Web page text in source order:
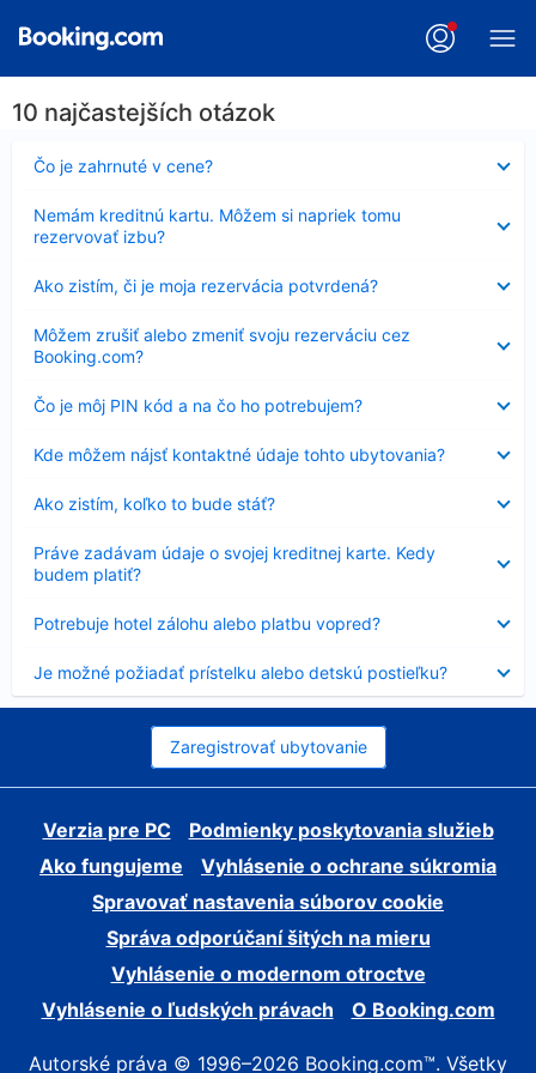
10 najčastejších otázok
Čo je zahrnuté v cene?
Nezobrazuje
sa
Nemám kreditnú kartu. Môžem si napriek tomu
rezervovať izbu?
sa
Ako zistím, či je moja rezervácia potvrdená?
sa
Môžem zrušiť alebo zmeniť svoju rezerváciu cez
Booking.com?
sa
Čo je môj PIN kód a na čo ho potrebujem?
Nezobrazuje
sa
Kde môžem nájsť kontaktné údaje tohto ubytovania?
sa
Ako zistím, koľko to bude stáť?
sa
Práve zadávam údaje o svojej kreditnej karte. Kedy
budem platiť?
sa
Potrebuje hotel zálohu alebo platbu vopred?
sa
Je možné požiadať prístelku alebo detskú postieľku?
sa
Zaregistrovať ubytovanie
Verzia pre PC
Podmienky poskytovania služieb
Ako fungujeme
Vyhlásenie o ochrane súkromia
Spravovať nastavenia súborov cookie
Správa odporúčaní šitých na mieru
Vyhlásenie o modernom otroctve
Vyhlásenie o ľudských právach
O Booking.com
Autorské práva © 1996–2026 Booking.com™. Všetky